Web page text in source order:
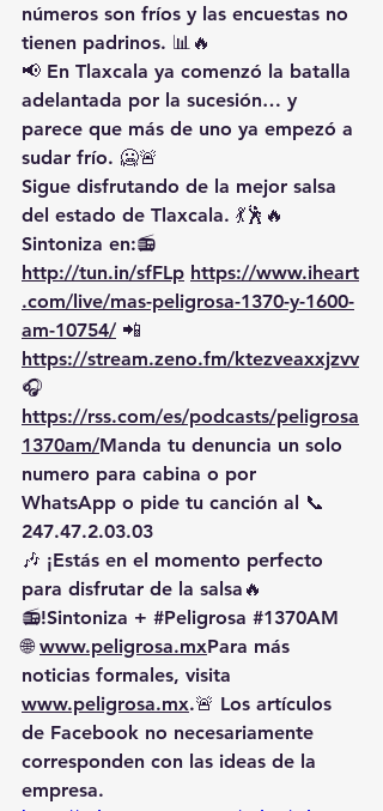
números son fríos y las encuestas no
tienen padrinos. 📊🔥
📢 En Tlaxcala ya comenzó la batalla
adelantada por la sucesión… y
parece que más de uno ya empezó a
sudar frío. 🥶🚨
Sigue disfrutando de la mejor salsa
del estado de Tlaxcala. 💃🕺🔥
Sintoniza en:📻
http://tun.in/sfFLp https://www.iheart
.com/live/mas-peligrosa-1370-y-1600-
am-10754/ 📲
https://stream.zeno.fm/ktezveaxxjzvv
🎧
https://rss.com/es/podcasts/peligrosa
1370am/Manda tu denuncia un solo
numero para cabina o por
WhatsApp o pide tu canción al 📞
247.47.2.03.03
🎶 ¡Estás en el momento perfecto
para disfrutar de la salsa🔥
📻!Sintoniza + #Peligrosa #1370AM
🌐 www.peligrosa.mxPara más
noticias formales, visita
www.peligrosa.mx.🚨 Los artículos
de Facebook no necesariamente
corresponden con las ideas de la
empresa.